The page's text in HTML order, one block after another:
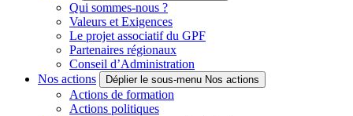
Qui sommes-nous ?
Valeurs et Exigences
Le projet associatif du GPF
Partenaires régionaux
Conseil d’Administration
Nos actions
Déplier le sous-menu Nos actions
Actions de formation
Actions politiques